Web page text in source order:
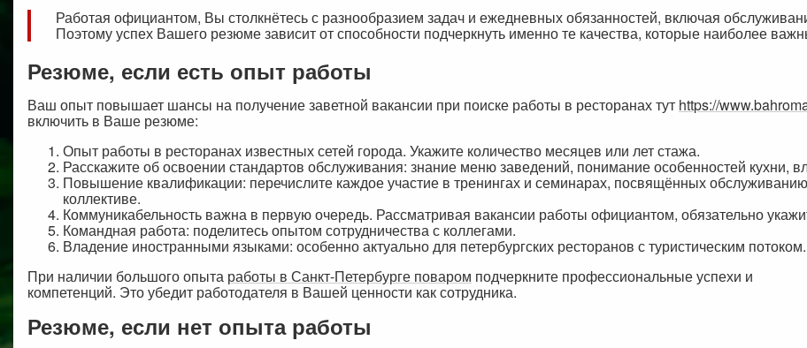
Работая официантом, Вы столкнётесь с разнообразием задач и ежедневных обязанностей, включая
Поэтому успех Вашего резюме зависит от способности подчеркнуть именно те качества, которые наиболее
Резюме, если есть опыт работы
Ваш опыт повышает шансы на получение заветной вакансии при поиске работы в ресторанах тут https://
включить в Ваше резюме:
Опыт работы в ресторанах известных сетей города. Укажите количество месяцев или лет стажа.
Расскажите об освоении стандартов обслуживания: знание меню заведений, понимание особенностей кухни,
Повышение квалификации: перечислите каждое участие в тренингах и семинарах, посвящённых
коллективе.
Коммуникабельность важна в первую очередь. Рассматривая вакансии работы официантом, обязательно
Командная работа: поделитесь опытом сотрудничества с коллегами.
Владение иностранными языками: особенно актуально для петербургских ресторанов с туристическим потоком.
При наличии большого опыта работы в Санкт-Петербурге поваром подчеркните профессиональные успехи и
компетенций. Это убедит работодателя в Вашей ценности как сотрудника.
Резюме, если нет опыта работы